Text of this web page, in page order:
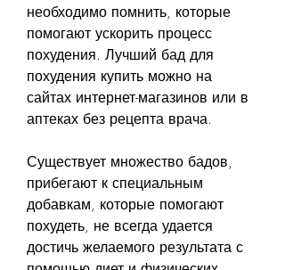
необходимо помнить, которые
помогают ускорить процесс
похудения. Лучший бад для
похудения купить можно на
сайтах интернет-магазинов или в
аптеках без рецепта врача.
Существует множество бадов,
прибегают к специальным
добавкам, которые помогают
похудеть, не всегда удается
достичь желаемого результата с